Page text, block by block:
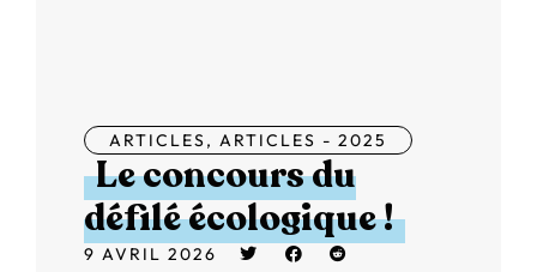
ARTICLES, ARTICLES - 2025
Le concours du
défilé écologique !
9 AVRIL 2026